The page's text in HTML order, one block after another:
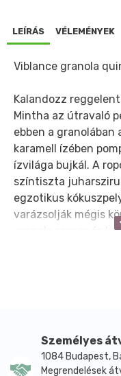
LEÍRÁS VÉLEMÉNYEK
Viblance granola
Kalandozz
Mintha az útravaló
ebben a
karamell ízében
ízvilága bujkál. A
színtiszta
egzotikus
varázsolják mégis
granola roppanós
Személyes
1084 Budapest,
Megrendelések